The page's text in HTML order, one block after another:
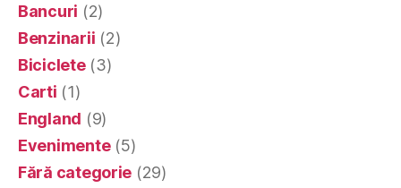
Bancuri (2)
Benzinarii (2)
Biciclete(3)
Carti (1)
England (9)
Evenimente(5)
Fără categorie (29)